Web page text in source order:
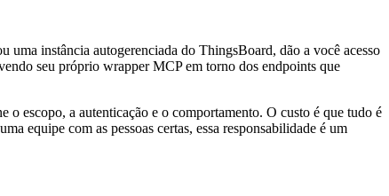
instância autogerenciada do ThingsBoard, dão a você acesso
seu próprio wrapper MCP em torno dos endpoints que
o escopo, a autenticação e o comportamento. O custo é que tudo é
equipe com as pessoas certas, essa responsabilidade é um